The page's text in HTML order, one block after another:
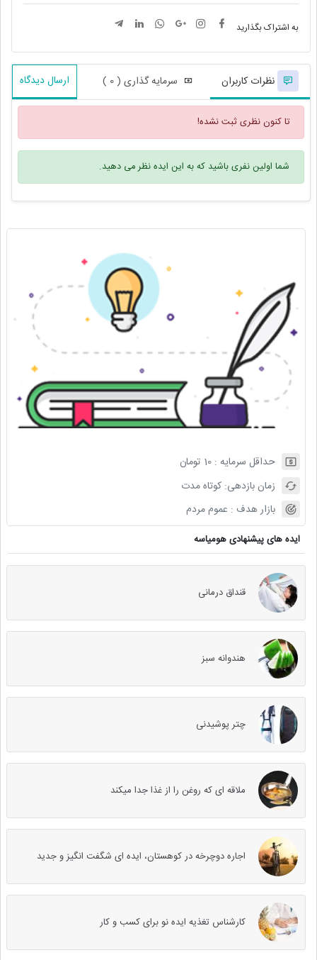
حداقل سرمایه :10 تومان
زمان بازدهی:کوتاه مدت
بازار هدف : عموم مردم
ایده های پیشنهادی هومیاسه
قنداق درمانی
هندوانه سبز
چتر پوشیدنی
ملاقه ای که روغن را از غذا جدا میکند
اجاره دوچرخه در کوهستان، ایده ای شگفت انگیز و جدید
کارشناس تغذیه ایده نو برای کسب و کار
به اشتراک بگذارید
نظرات کاربران سرمایه گذاری ( 0 ) ارسال دیدگاه
تا کنون نظری ثبت نشده!
شما اولین نفری باشید که به این ایده نظر می دهید.